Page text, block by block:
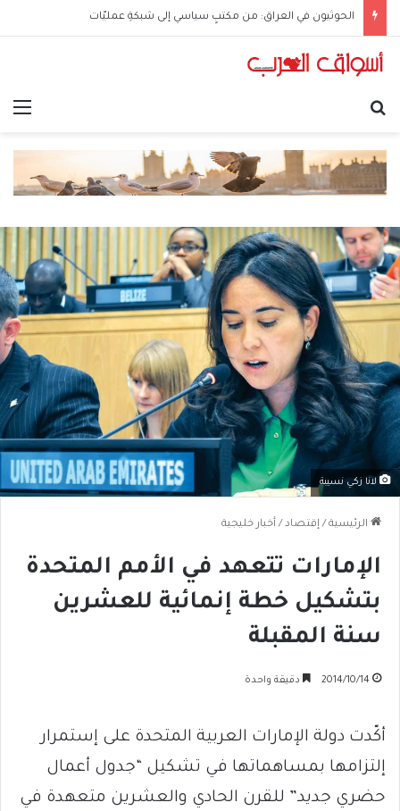
الحوثيون في العراق: من مكتبٍ سياسي إلى شبكةِ عمليّات
لانا زكي نسيبة
الرئيسية / إقتصاد / أخبار خليجية
الإمارات تتعهد في الأمم المتحدة
بتشكيل خطة إنمائية للعشرين
سنة المقبلة
2014/10/14 دقيقة واحدة
أكّدت دولة الإمارات العربية المتحدة على إستمرار
إلتزامها بمساهماتها في تشكيل “جدول أعمال
حضري جديد” للقرن الحادي والعشرين متعهدة في